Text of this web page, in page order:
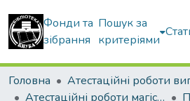
Фонди та
зібрання
Пошук за
критеріями
Головна
Атестаційні роботи магістрів